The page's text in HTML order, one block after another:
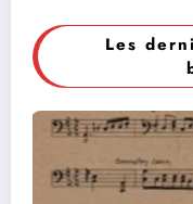
Les